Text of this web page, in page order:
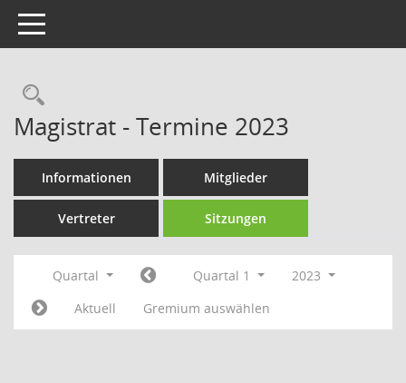
Toggle navigation
Rechercheauswahl
Magistrat - Termine 2023
Informationen Mitglieder
Vertreter Sitzungen
Quartal Quartal 1
2023
Aktuell
Gremium auswählen